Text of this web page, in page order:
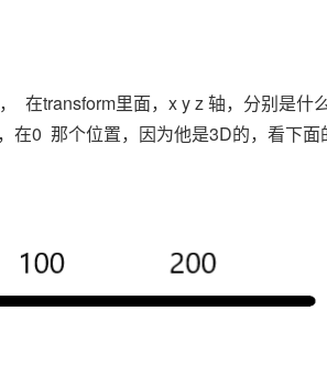
在transform里面，x y z 轴，分别是什
在0 那个位置，因为他是3D的，看下面